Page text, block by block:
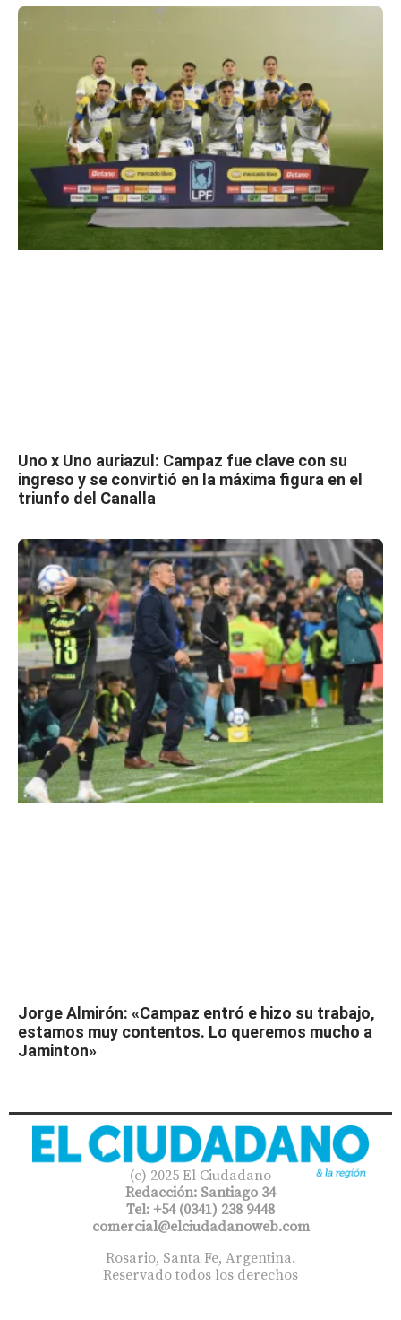
Uno x Uno auriazul: Campaz fue clave con su
ingreso y se convirtió en la máxima figura en el
triunfo del Canalla
Jorge Almirón: «Campaz entró e hizo su trabajo,
estamos muy contentos. Lo queremos mucho a
Jaminton»
(c) 2025 El Ciudadano
Redacción: Santiago 34
Tel: +54 (0341) 238 9448
comercial@elciudadanoweb.com​
Rosario, Santa Fe, Argentina.
Reservado todos los derechos